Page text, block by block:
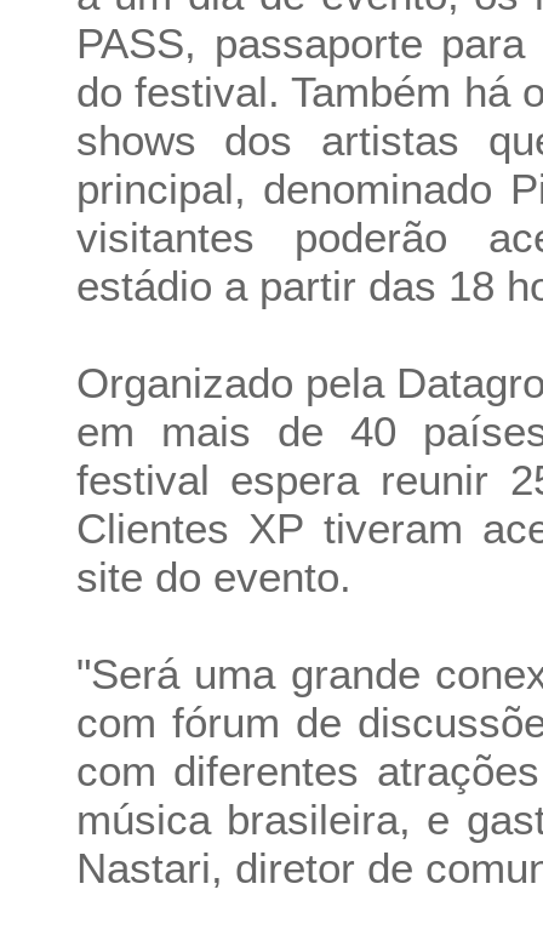
PASS, passaporte
do festival. Também há
shows dos artistas
principal, denominado
visitantes poderão
estádio a partir das 18
Organizado pela
em mais de 40
festival espera reunir
Clientes XP tiveram
site do evento.
"Será uma grande
com fórum de
com diferentes
música brasileira, e
Nastari, diretor de